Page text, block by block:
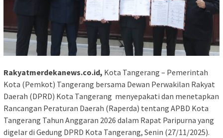
Rakyatmerdekanews.co.id, Kota Tangerang – Pemerintah
Kota (Pemkot) Tangerang bersama Dewan Perwakilan Rakyat
Daerah (DPRD) Kota Tangerang menyepakati dan menetapkan
Rancangan Peraturan Daerah (Raperda) tentang APBD Kota
Tangerang Tahun Anggaran 2026 dalam Rapat Paripurna yang
digelar di Gedung DPRD Kota Tangerang, Senin (27/11/2025).